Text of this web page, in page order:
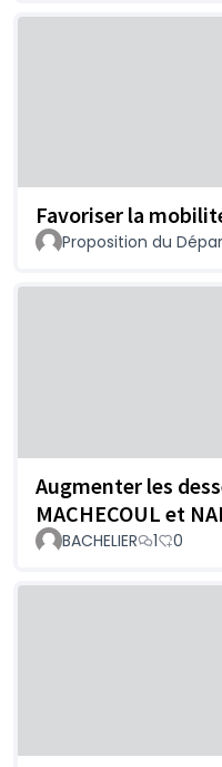
Favoriser la
Proposition du
Augmenter les
MACHECOUL et
BACHELIER 1 0